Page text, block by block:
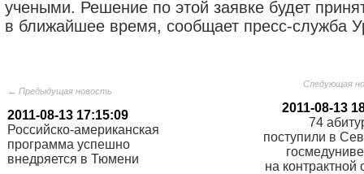
учеными. Решение по этой заявке будет
в ближайшее время, сообщает пресс-служба
← Предыдущая новость
2011-08-13 17:15:09
Российско-американская
программа успешно
внедряется в Тюмени
Следующая
2011-08-13
74
поступили в
на контрактной